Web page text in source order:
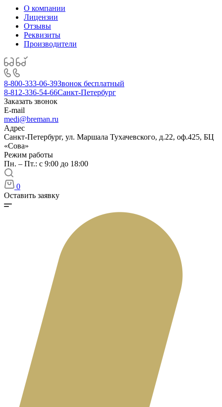
О компании
Лицензии
Отзывы
Реквизиты
Производители
8-800-333-06-39Звонок бесплатный
8-812-336-54-66Санкт-Петербург
Заказать звонок
E-mail
medi@breman.ru
Адрес
Санкт-Петербург, ул. Маршала Тухачевского, д.22, оф.425, БЦ
«Сова»
Режим работы
Пн. – Пт.: с 9:00 до 18:00
0
Оставить заявку